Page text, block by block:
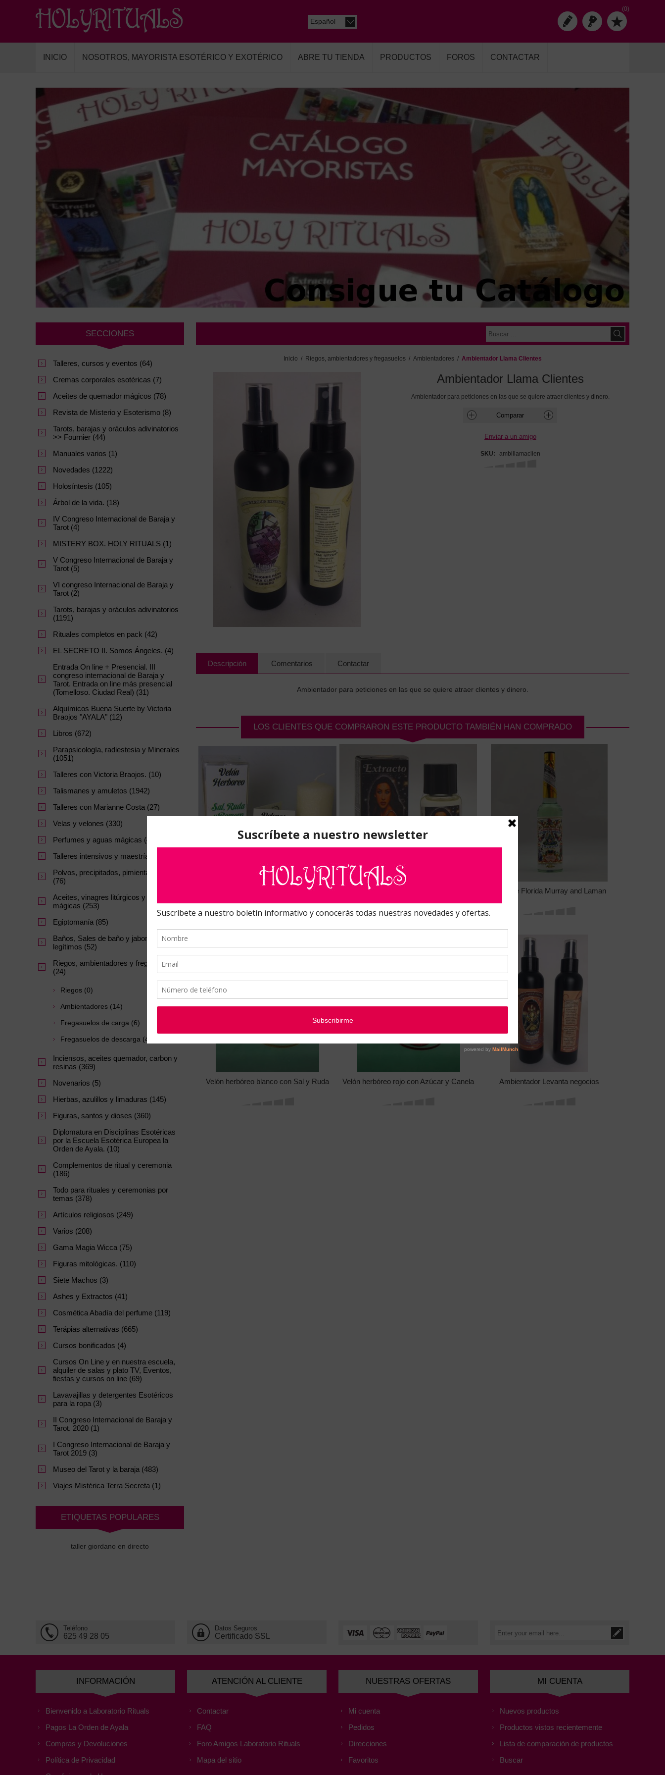
(0)
Español
INICIO NOSOTROS, MAYORISTA ESOTÉRICO Y EXOTÉRICO ABRE TU TIENDA PRODUCTOS FOROS CONTACTAR
Inicio / Riegos, ambientadores y fregasuelos / Ambientadores / Ambientador Llama Clientes
Ambientador Llama Clientes
Ambientador para peticiones en las que se quiere atraer clientes y dinero.
SKU: ambillamaclien
Descripción Comentarios Contactar
Ambientador para peticiones en las que se quiere atraer clientes y dinero.
LOS CLIENTES QUE COMPRARON ESTE PRODUCTO TAMBIÉN HAN COMPRADO
Velón herbóreo blanco-dorado con Sal,
Agua de Florida Murray and Laman
Velón herbóreo blanco con Sal y Ruda Velón herbóreo rojo con Azúcar y Canela Ambientador Levanta negocios
SECCIONES
Talleres, cursos y eventos (64)
Cremas corporales esotéricas (7)
Aceites de quemador mágicos (78)
Revista de Misterio y Esoterismo (8)
Tarots, barajas y oráculos adivinatorios
>> Fournier (44)
Manuales varios (1)
Novedades (1222)
Holosíntesis (105)
Árbol de la vida. (18)
IV Congreso Internacional de Baraja y
Tarot (4)
MISTERY BOX. HOLY RITUALS (1)
V Congreso Internacional de Baraja y
Tarot (5)
VI congreso Internacional de Baraja y
Tarot (2)
Tarots, barajas y oráculos adivinatorios
(1191)
Rituales completos en pack (42)
EL SECRETO II. Somos Ángeles. (4)
Entrada On line + Presencial. III
congreso internacional de Baraja y
Tarot. Entrada on line más presencial
(Tomelloso. Ciudad Real) (31)
Alquímicos Buena Suerte by Victoria
Braojos "AYALA" (12)
Libros (672)
Parapsicología, radiestesia y Minerales
(1051)
Talleres con Victoria Braojos. (10)
Talismanes y amuletos (1942)
Talleres con Marianne Costa (27)
Velas y velones (330)
Perfumes y aguas mágicas (47)
Talleres intensivos y maestrías. (64)
Polvos, precipitados, pimientas y sales
(76)
Aceites, vinagres litúrgicos y tintas
mágicas (253)
Egiptomanía (85)
Baños, Sales de baño y jabones
legítimos (52)
Riegos, ambientadores y fregasuelos
(24)
Riegos (0)
Ambientadores (14)
Fregasuelos de carga (6)
Fregasuelos de descarga (4)
Inciensos, aceites quemador, carbon y
resinas (369)
Novenarios (5)
Hierbas, azulillos y limaduras (145)
Figuras, santos y dioses (360)
Diplomatura en Disciplinas Esotéricas
por la Escuela Esotérica Europea la
Orden de Ayala. (10)
Complementos de ritual y ceremonia
(186)
Todo para rituales y ceremonias por
temas (378)
Artículos religiosos (249)
Varios (208)
Gama Magia Wicca (75)
Figuras mitológicas. (110)
Siete Machos (3)
Ashes y Extractos (41)
Cosmética Abadía del perfume (119)
Terápias alternativas (665)
Cursos bonificados (4)
Cursos On Line y en nuestra escuela,
alquiler de salas y plato TV, Eventos,
fiestas y cursos on line (69)
Lavavajillas y detergentes Esotéricos
para la ropa (3)
II Congreso Internacional de Baraja y
Tarot. 2020 (1)
I Congreso Internacional de Baraja y
Tarot 2019 (3)
Museo del Tarot y la baraja (483)
Viajes Mistérica Terra Secreta (1)
ETIQUETAS POPULARES
taller giordano en directo
Teléfono
625 49 28 05
Datos Seguros
Certificado SSL
INFORMACIÓN
Bienvenido a Laboratorio Rituals
Pagos La Orden de Ayala
Compras y Devoluciones
Política de Privacidad
ATENCIÓN AL CLIENTE
Contactar
FAQ
Foro Amigos Laboratorio Rituals
Mapa del sitio
NUESTRAS OFERTAS
Mi cuenta
Pedidos
Direcciones
Favoritos
MI CUENTA
Nuevos productos
Productos vistos recientemente
Lista de comparación de productos
Buscar